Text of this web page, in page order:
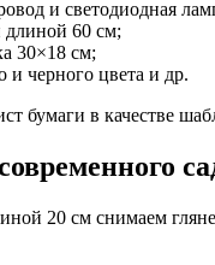
и светодиодная
60 см;
30×18 см;
и черного цвета и др.
бумаги в качестве
20 см снимаем